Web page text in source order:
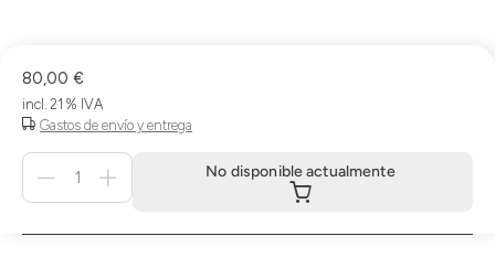
80,00 €
incl. 21 % IVA
Gastos de envío y entrega
No
actualmente
No disponible actualmente